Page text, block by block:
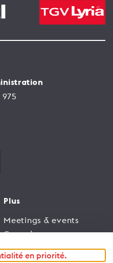
Plus
Meetings & events
Congrès
Trade
en priorité.